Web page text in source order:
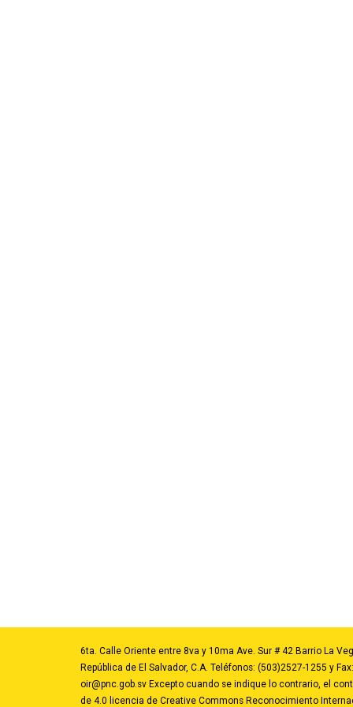
6ta. Calle Oriente entre 8va y 10ma Ave. Sur # 42 Barrio La
República de El Salvador, C.A. Teléfonos: (503)2527-1255 y
oir@pnc.gob.sv Excepto cuando se indique lo contrario, el
de 4.0 licencia de Creative Commons Reconocimiento